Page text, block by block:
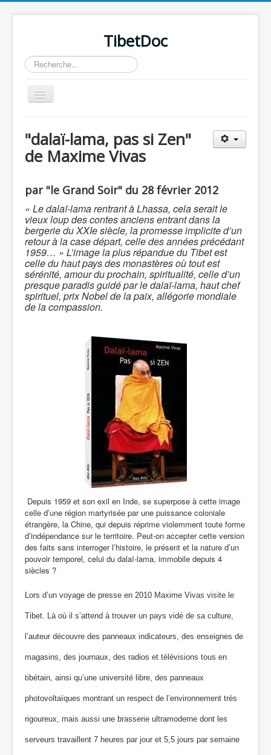
TibetDoc
Rechercher
Basculer
la
"dalaï-lama, pas si Zen"
de Maxime Vivas
par "le Grand Soir" du 28 février 2012
« Le dalaï-lama rentrant à Lhassa, cela serait le
vieux loup des contes anciens entrant dans la
bergerie du XXIe siècle, la promesse implicite d’un
retour à la case départ, celle des années précédant
1959… » L’image la plus répandue du Tibet est
celle du haut pays des monastères où tout est
sérénité, amour du prochain, spiritualité, celle d’un
presque paradis guidé par le dalaï-lama, haut chef
spirituel, prix Nobel de la paix, allégorie mondiale
de la compassion.
Depuis 1959 et son exil en Inde, se superpose à cette image
celle d’une région martyrisée par une puissance coloniale
étrangère, la Chine, qui depuis réprime violemment toute forme
d’indépendance sur le territoire. Peut‐on accepter cette version
des faits sans interroger l’histoire, le présent et la nature d’un
pouvoir temporel, celui du dalaï‐lama, immobile depuis 4
siècles ?
Lors d’un voyage de presse en 2010 Maxime Vivas visite le
Tibet. Là où il s’attend à trouver un pays vidé de sa culture,
l’auteur découvre des panneaux indicateurs, des enseignes de
magasins, des journaux, des radios et télévisions tous en
tibétain, ainsi qu’une université libre, des panneaux
photovoltaïques montrant un respect de l’environnement très
rigoureux, mais aussi une brasserie ultramoderne dont les
serveurs travaillent 7 heures par jour et 5,5 jours par semaine